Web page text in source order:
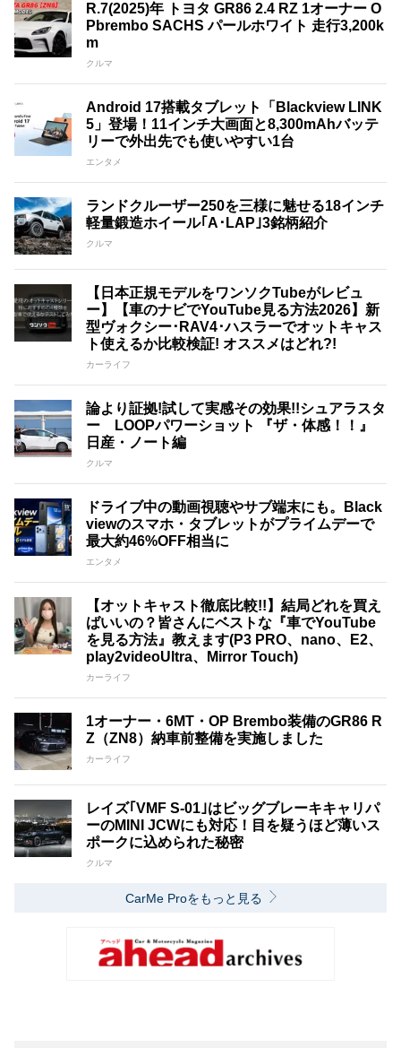
R.7(2025)年 トヨタ GR86 2.4 RZ 1オーナー O
Pbrembo SACHS パールホワイト 走行3,200k
m
クルマ
Android 17搭載タブレット「Blackview LINK
5」登場！11インチ大画面と8,300mAhバッテ
リーで外出先でも使いやすい1台
エンタメ
ランドクルーザー250を三様に魅せる18インチ
軽量鍛造ホイール｢A･LAP｣3銘柄紹介
クルマ
【日本正規モデルをワンソクTubeがレビュ
ー】【車のナビでYouTube見る方法2026】新
型ヴォクシー･RAV4･ハスラーでオットキャス
ト使えるか比較検証! オススメはどれ?!
カーライフ
論より証拠!試して実感その効果!!シュアラスタ
ー LOOPパワーショット 『ザ・体感！！』
日産・ノート編
クルマ
ドライブ中の動画視聴やサブ端末にも。Black
viewのスマホ・タブレットがプライムデーで
最大約46%OFF相当に
エンタメ
【オットキャスト徹底比較!!】結局どれを買え
ばいいの？皆さんにベストな『車でYouTube
を見る方法』教えます(P3 PRO、nano、E2、
play2videoUltra、Mirror Touch)
カーライフ
1オーナー・6MT・OP Brembo装備のGR86 R
Z（ZN8）納車前整備を実施しました
カーライフ
レイズ｢VMF S-01｣はビッグブレーキキャリパ
ーのMINI JCWにも対応！目を疑うほど薄いス
ポークに込められた秘密
クルマ
CarMe Proをもっと見る